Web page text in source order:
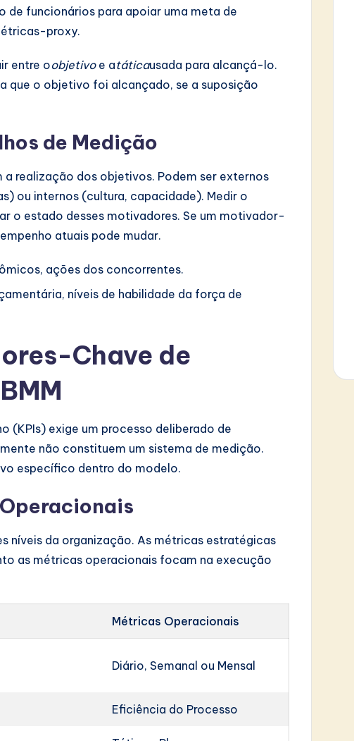
de funcionários para apoiar uma meta de
proxy.
entre oobjetivoe atáticausada para alcançá-lo.
que o objetivo foi alcançado, se a suposição
de Medição
realização dos objetivos. Podem ser externos
ou internos (cultura, capacidade). Medir o
o estado desses motivadores. Se um motivador-
atuais pode mudar.
ações dos concorrentes.
níveis de habilidade da força de
Chave de
(KPIs) exige um processo deliberado de
não constituem um sistema de medição.
específico dentro do modelo.
níveis da organização. As métricas estratégicas
as métricas operacionais focam na execução
Métricas Operacionais
Diário, Semanal ou Mensal
Eficiência do Processo